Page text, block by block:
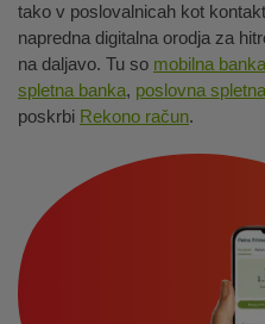
tako v poslovalnicah kot
napredna digitalna orodja za
na daljavo. Tu so mobilna banka
spletna banka, poslovna
poskrbi Rekono račun.